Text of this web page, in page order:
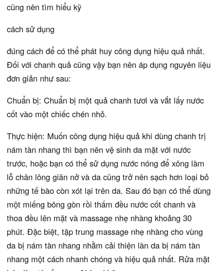
cũng nên tìm hiểu kỹ
cách sử dụng
đúng cách để có thể phát huy công dụng hiệu quả nhất.
Đối với chanh quả cũng vậy bạn nên áp dụng nguyên liệu
đơn giản như sau:
Chuẩn bị: Chuẩn bị một quả chanh tươi và vắt lấy nước
cốt vào một chiếc chén nhỏ.
Thực hiện: Muốn công dụng hiệu quả khi dùng chanh trị
nám tàn nhang thì bạn nên vệ sinh da mặt với nước
trước, hoặc bạn có thể sử dụng nước nóng để xông làm
lỗ chân lông giãn nở và da cũng trở nên sạch hơn loại bỏ
những tế bào còn xót lại trên da. Sau đó bạn có thể dùng
một miếng bông gòn rồi thấm đều nước cốt chanh và
thoa đều lên mặt và massage nhẹ nhàng khoảng 30
phút. Đặc biệt, tập trung massage nhẹ nhàng cho vùng
da bị nám tàn nhang nhằm cải thiện làn da bị nám tàn
nhang một cách nhanh chóng và hiệu quả nhất. Rửa mặt